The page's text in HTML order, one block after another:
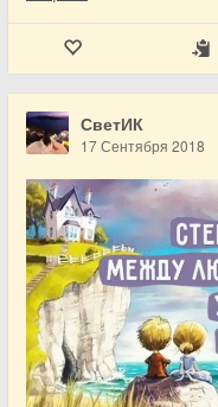
СветИК
17 Сентября 2018